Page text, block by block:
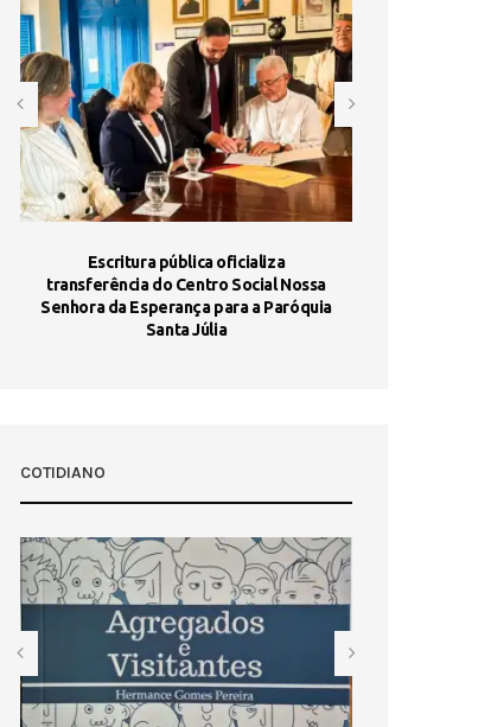
Escritura pública oficializa
transferência do Centro Social Nossa
Senhora da Esperança para a Paróquia
Santa Júlia
COTIDIANO